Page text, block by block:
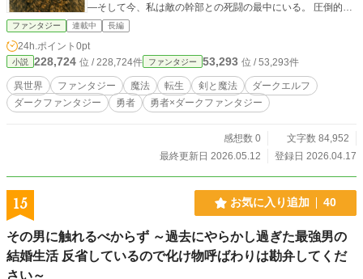
―そして今、私は敵の幹部との死闘の最中にいる。 圧倒的な
力を前に、何度も死にかける私を救ってくれたのは、 いつも
隣に立ってくれた勇者だった。 ……そのはずだった。 戦いの
最中、勇者は静かな無表情で私を見つめ、 次の瞬間――その
剣は、私の胸を貫いた。 裏切り？ それとも、何か理由がある
の？ 血に染まる視界の中、走馬灯のように蘇る記憶。 出会
い、笑顔、戦い、そして勇者と歩いた日々。 これは、 “勇者
に殺された少女”が紡ぐ、もう一つの物語。
ファンタジー 連載中 長編
24h.ポイント 0pt
小説 228,724 位 / 228,724件 ファンタジー 53,293 位 / 53,293件
異世界 ファンタジー 魔法 転生 剣と魔法
ダークエルフ
ダークファンタジー
勇者 勇者×ダークファンタジー
感想数 0
文字数 84,952
最終更新日 2026.05.12
登録日 2026.04.17
15 お気に入り追加 40
その男に触れるべからず ～過去にやらかし過ぎた最強男の
結婚生活 反省しているので化け物呼ばわりは勘弁してくだ
さい～